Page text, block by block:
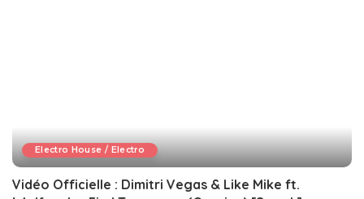
Electro House / Electro
Vidéo Officielle : Dimitri Vegas & Like Mike ft.